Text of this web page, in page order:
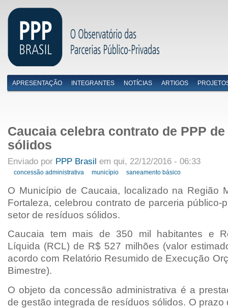
Menu primário
APRESENTAÇÃO INTEGRANTES NOTÍCIAS ARTIGOS
Caucaia celebra contrato de PPP
sólidos
Enviado por PPP Brasil em qui, 22/12/2016 - 06:33
concessão administrativa município saneamento básico
O Município de Caucaia, localizado na Região
Fortaleza, celebrou contrato de parceria público-
setor de resíduos sólidos.
Caucaia tem mais de 350 mil habitantes e
Líquida (RCL) de R$ 527 milhões (valor
acordo com Relatório Resumido de Execução
Bimestre).
O objeto da concessão administrativa é a
de gestão integrada de resíduos sólidos. O prazo